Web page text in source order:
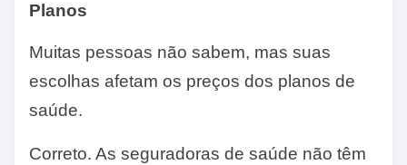
Planos
Muitas pessoas não sabem, mas suas
escolhas afetam os preços dos planos de
saúde.
Correto. As seguradoras de saúde não têm